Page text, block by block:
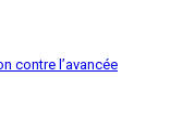
contre l’avancée